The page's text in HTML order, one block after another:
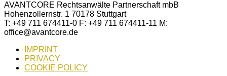
AVANTCORE Rechtsanwälte Partnerschaft mbB
Hohenzollernstr. 1 70178 Stuttgart
T: +49 711 674411-0 F: +49 711 674411-11 M:
office@avantcore.de
IMPRINT
PRIVACY
COOKIE POLICY